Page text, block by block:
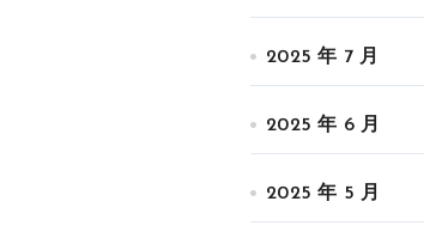
2025 年 7 月
2025 年 6 月
2025 年 5 月